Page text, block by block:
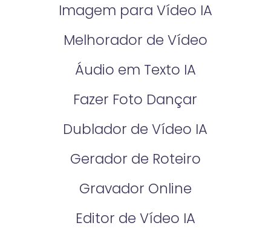
Imagem para Vídeo IA
Melhorador de Vídeo
Áudio em Texto IA
Fazer Foto Dançar
Dublador de Vídeo IA
Gerador de Roteiro
Gravador Online
Editor de Vídeo IA